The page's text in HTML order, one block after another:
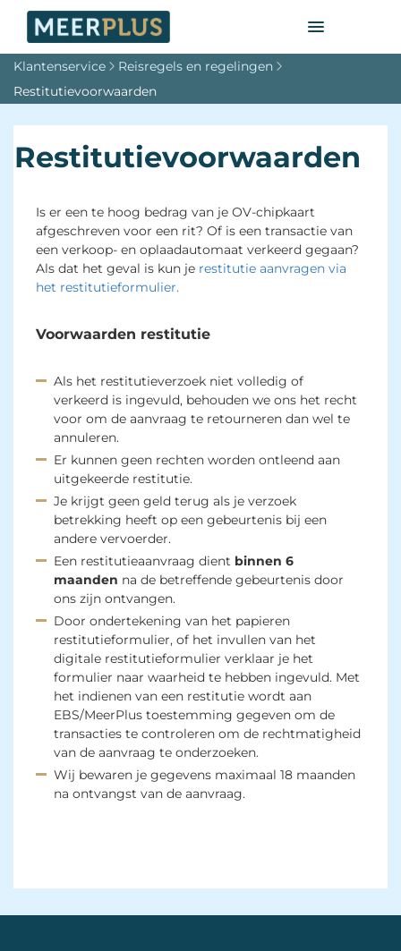
Klantenservice
Reisregels en regelingen
Restitutievoorwaarden
Restitutievoorwaarden
Is er een te hoog bedrag van je OV-chipkaart
afgeschreven voor een rit? Of is een transactie van
een verkoop- en oplaadautomaat verkeerd gegaan?
Als dat het geval is kun je restitutie aanvragen via
het restitutieformulier.
Voorwaarden restitutie
Als het restitutieverzoek niet volledig of
verkeerd is ingevuld, behouden we ons het recht
voor om de aanvraag te retourneren dan wel te
annuleren.
Er kunnen geen rechten worden ontleend aan
uitgekeerde restitutie.
Je krijgt geen geld terug als je verzoek
betrekking heeft op een gebeurtenis bij een
andere vervoerder.
Een restitutieaanvraag dient binnen 6
maanden na de betreffende gebeurtenis door
ons zijn ontvangen.
Door ondertekening van het papieren
restitutieformulier, of het invullen van het
digitale restitutieformulier verklaar je het
formulier naar waarheid te hebben ingevuld. Met
het indienen van een restitutie wordt aan
EBS/MeerPlus toestemming gegeven om de
transacties te controleren om de rechtmatigheid
van de aanvraag te onderzoeken.
Wij bewaren je gegevens maximaal 18 maanden
na ontvangst van de aanvraag.